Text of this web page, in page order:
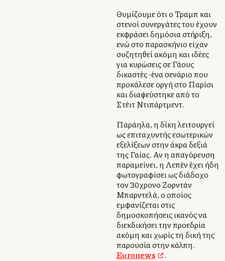
Θυμίζουμε ότι ο Τραμπ και
στενοί συνεργάτες του έχουν
εκφράσει δημόσια στήριξη,
ενώ στο παρασκήνιο είχαν
συζητηθεί ακόμη και ιδέες
για κυρώσεις σε Γάλλους
δικαστές -ένα σενάριο που
προκάλεσε οργή στο Παρίσι
και διαψεύστηκε από το
Στέιτ Ντιπάρτμεντ.
Παράλληλα, η δίκη λειτουργεί
ως επιταχυντής εσωτερικών
εξελίξεων στην άκρα δεξιά
της Γαλλίας. Αν η απαγόρευση
παραμείνει, η Λεπέν έχει ήδη
φωτογραφίσει ως διάδοχο
τον 30χρονο Ζορντάν
Μπαρντελά, ο οποίος
εμφανίζεται στις
δημοσκοπήσεις ικανός να
διεκδικήσει την προεδρία
ακόμη και χωρίς τη δική της
παρουσία στην κάλπη.
Euronews
.